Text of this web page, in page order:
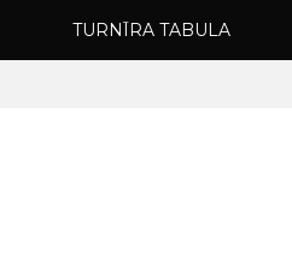
TURNĪRA TABULA